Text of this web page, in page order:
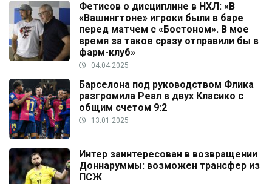
Фетисов о дисциплине в НХЛ: «В
«Вашингтоне» игроки были в баре
перед матчем с «Бостоном». В мое
время за такое сразу отправили бы в
фарм-клуб»
04.04.2025
Барселона под руководством Флика
разгромила Реал в двух Класико с
общим счетом 9:2
13.01.2025
Интер заинтересован в возвращении
Доннаруммы: возможен трансфер из
ПСЖ